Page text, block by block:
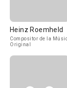
Heinz Roemheld
Compositor de la
Original